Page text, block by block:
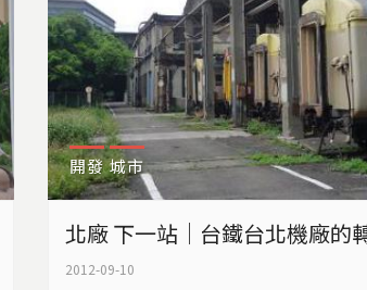
開發 城市
北廠 下一站｜台鐵台北機廠的
2012-09-10